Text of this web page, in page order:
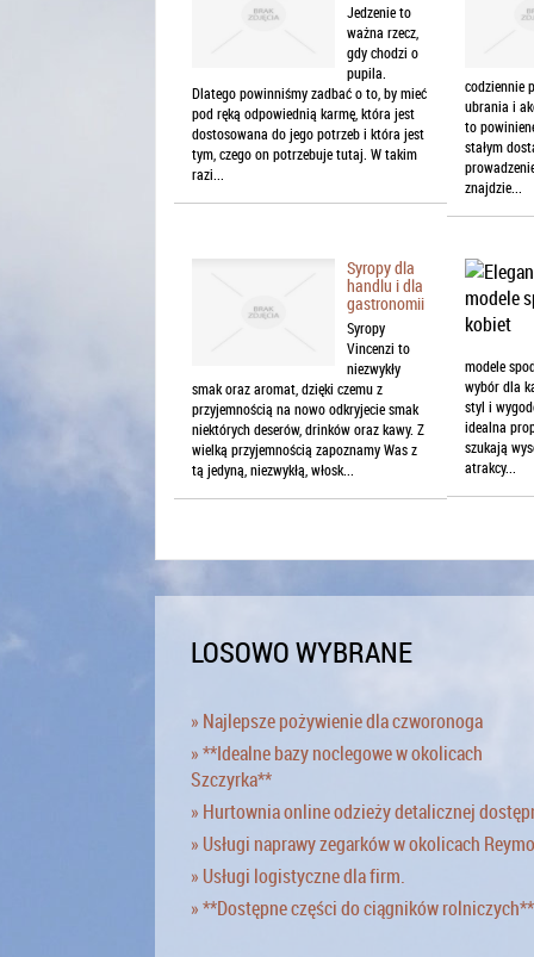
Jedzenie to
ważna rzecz,
gdy chodzi o
pupila.
Dlatego powinniśmy zadbać o to, by mieć
pod ręką odpowiednią karmę, która jest
dostosowana do jego potrzeb i która jest
tym, czego on potrzebuje tutaj. W takim
razi...
codziennie
ubrania i
to
stałym
znajdzie...
Syropy dla
handlu i dla
gastronomii
Syropy
Vincenzi to
niezwykły
smak oraz aromat, dzięki czemu z
przyjemnością na nowo odkryjecie smak
niektórych deserów, drinków oraz kawy. Z
wielką przyjemnością zapoznamy Was z
tą jedyną, niezwykłą, włosk...
modele
wybór dla
styl i
idealna
szukają
atrakcy...
LOSOWO WYBRANE
» Najlepsze pożywienie dla czworonoga
» **Idealne bazy noclegowe w okolicach
Szczyrka**
» Hurtownia online odzieży detalicznej
» Usługi naprawy zegarków w okolicach
» Usługi logistyczne dla firm.
» **Dostępne części do ciągników rolniczych**